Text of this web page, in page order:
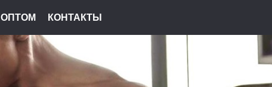
ОПТОМ КОНТАКТЫ